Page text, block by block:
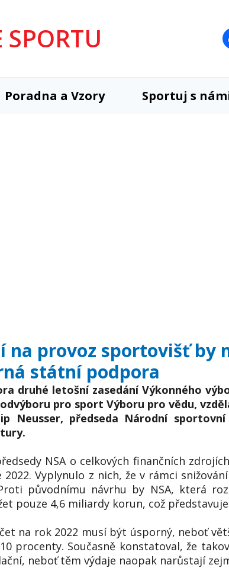
SPORTU
Poradna a Vzory Sportuj s
na provoz sportovišť by
státní podpora
druhé letošní zasedání Výkonného
pro sport Výboru pro vědu,
Neusser, předseda Národní
NSA o celkových finančních
Vyplynulo z nich, že v rámci
původnímu návrhu by NSA, která
pouze 4,6 miliardy korun, což
na rok 2022 musí být úsporný, neboť
procenty. Současně konstatoval, že
neboť těm výdaje naopak narůstají